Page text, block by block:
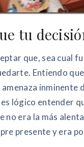
tu
que, sea cual
Entiendo
inminente
lógico entender
no era la más
presente y era